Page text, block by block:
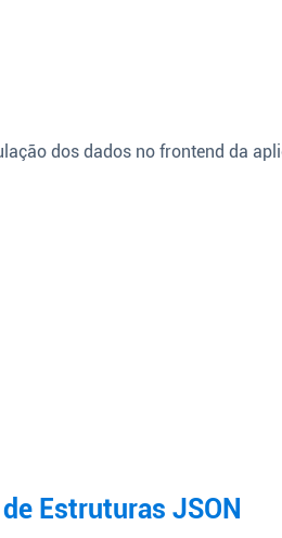
dos dados no frontend da
Estruturas JSON